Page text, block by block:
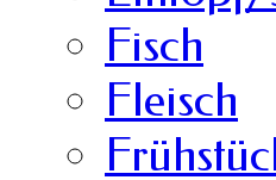
Fisch
Fleisch